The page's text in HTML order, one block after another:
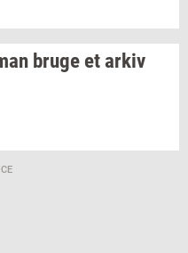
bruge et arkiv